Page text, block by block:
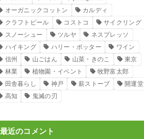
オーガニックコットン
カルディ
クラフトビール
コストコ
サイクリング
スノーシュー
ツルヤ
ネスプレッソ
ハイキング
ハリー・ポッター
ワイン
信州
山ごはん 山菜・きのこ
東京
林業
植物園・イベント
牧野富太郎
田舎暮らし
神戸 薪ストーブ
開運堂
高知
鬼滅の刃
最近のコメント